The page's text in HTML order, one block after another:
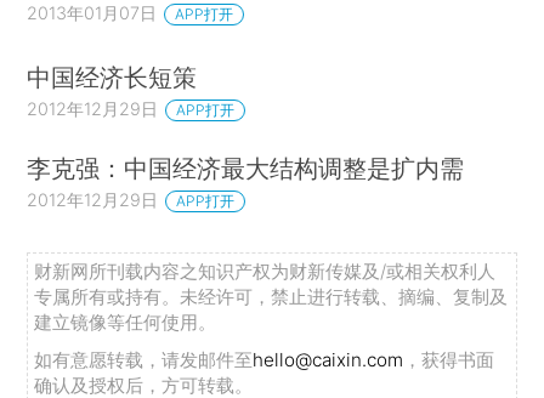
2013年01月07日 APP打开
中国经济长短策
2012年12月29日 APP打开
李克强：中国经济最大结构调整是扩内需
2012年12月29日 APP打开
财新网所刊载内容之知识产权为财新传媒及/或相关权利人
专属所有或持有。未经许可，禁止进行转载、摘编、复制及
建立镜像等任何使用。
如有意愿转载，请发邮件至hello@caixin.com ，获得书面
确认及授权后，方可转载。